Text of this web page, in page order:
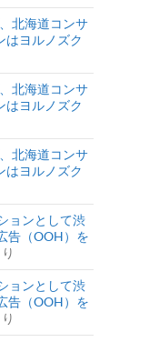
北海道コンサ
はヨルノズク
北海道コンサ
はヨルノズク
北海道コンサ
はヨルノズク
ョンとして渋
告（OOH）を
ョンとして渋
告（OOH）を